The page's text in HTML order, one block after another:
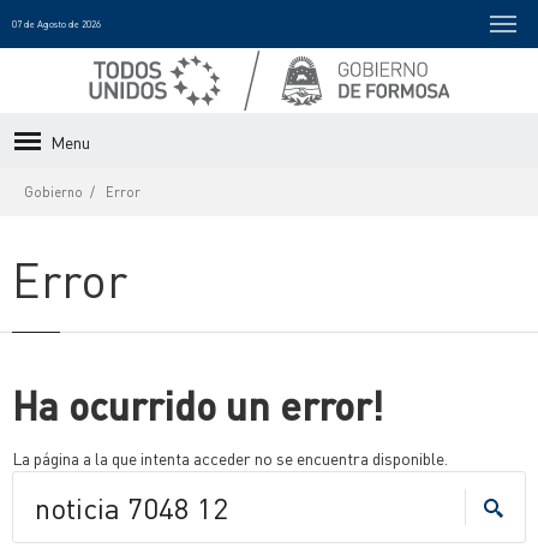
07 de Agosto de 2026
Menu
Gobierno Error
Error
Ha ocurrido un error!
La página a la que intenta acceder no se encuentra disponible.